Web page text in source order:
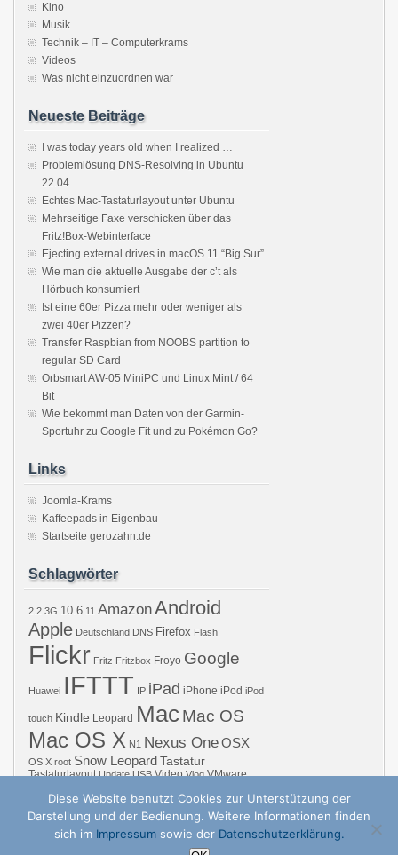
Kino
Musik
Technik – IT – Computerkrams
Videos
Was nicht einzuordnen war
Neueste Beiträge
I was today years old when I realized …
Problemlösung DNS-Resolving in Ubuntu
22.04
Echtes Mac-Tastaturlayout unter Ubuntu
Mehrseitige Faxe verschicken über das
Fritz!Box-Webinterface
Ejecting external drives in macOS 11 “Big Sur”
Wie man die aktuelle Ausgabe der c’t als
Hörbuch konsumiert
Ist eine 60er Pizza mehr oder weniger als
zwei 40er Pizzen?
Transfer Raspbian from NOOBS partition to
regular SD Card
Orbsmart AW-05 MiniPC und Linux Mint / 64
Bit
Wie bekommt man Daten von der Garmin-
Sportuhr zu Google Fit und zu Pokémon Go?
Links
Joomla-Krams
Kaffeepads in Eigenbau
Startseite gerozahn.de
Schlagwörter
2.2 3G 10.6 11 AmazonAndroid
Apple Deutschland DNS Firefox Flash
Flickr Fritz Fritzbox Froyo Google
Huawei IFTTT IP iPad iPhone iPod iPod
touch Kindle Leopard MacMac OS
Mac OS X N1 Nexus OneOSX
OS X root Snow LeopardTastatur
Tastaturlayout Update USB Video Vlog VMware
Diese Website benutzt Cookies zur Unterstützung der
Darstellung und der Bedienung. Weitere Informationen finden
sich im Impressumsowie der Datenschutzerklärung.